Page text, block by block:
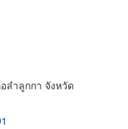
ลำลูกกา จังหวัด